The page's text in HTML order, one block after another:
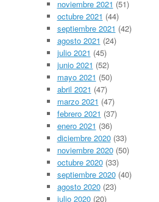
noviembre 2021 (51)
octubre 2021 (44)
septiembre 2021 (42)
agosto 2021 (24)
julio 2021 (45)
junio 2021 (52)
mayo 2021 (50)
abril 2021 (47)
marzo 2021 (47)
febrero 2021 (37)
enero 2021 (36)
diciembre 2020(33)
noviembre 2020(50)
octubre 2020(33)
septiembre 2020(40)
agosto 2020(23)
julio 2020(20)